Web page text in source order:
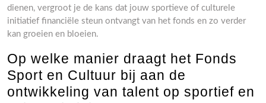
dienen, vergroot je de kans dat jouw sportieve of culturele
initiatief financiële steun ontvangt van het fonds en zo verder
kan groeien en bloeien.
Op welke manier draagt het Fonds
Sport en Cultuur bij aan de
ontwikkeling van talent op sportief en